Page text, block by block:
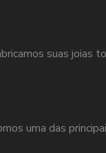
suas joias
uma das